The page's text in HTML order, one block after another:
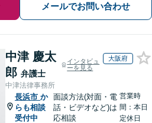
メールでお問い合わせ
中津 慶太
郎 弁護士
インタビュ
ーを見る
大阪府
中津法律事務所
長浜市 か
らも相談
受付中
面談方法(対面・電
話・ビデオなど)は
応相談
営業時
間：本日
定休日